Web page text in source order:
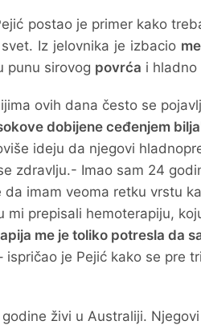
postao je primer kako
Iz jelovnika je izbacio
punu sirovog povrća i hladno
ovih dana često se
dobijene ceđenjem
ideju da njegovi
zdravlju.- Imao sam 24
da imam veoma retku vrstu
mi prepisali hemoterapiju,
me je toliko potresla da
ispričao je Pejić kako se pre
živi u Australiji.